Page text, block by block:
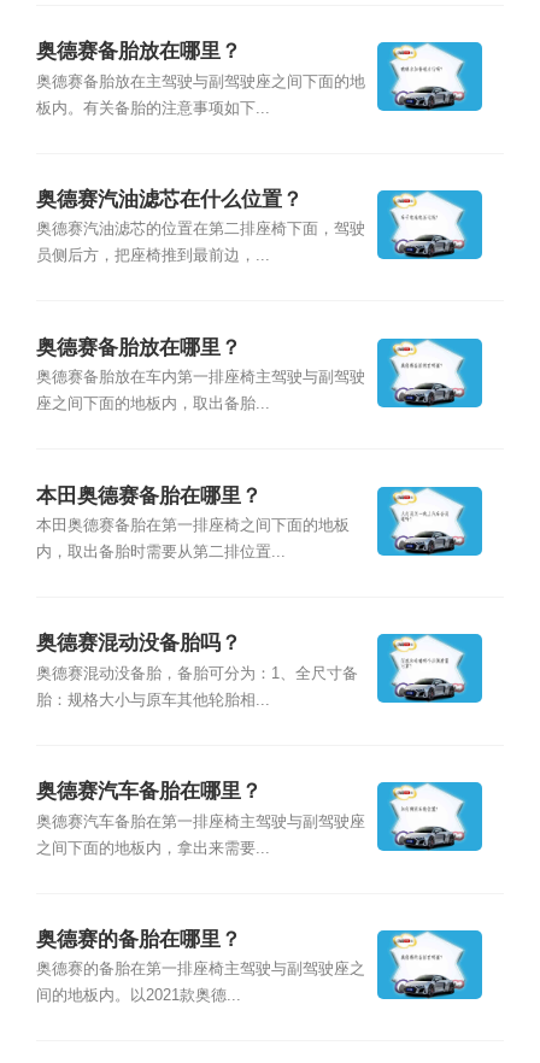
奥德赛备胎放在哪里？
奥德赛备胎放在主驾驶与副驾驶座之间下面的地
板内。有关备胎的注意事项如下...
奥德赛汽油滤芯在什么位置？
奥德赛汽油滤芯的位置在第二排座椅下面，驾驶
员侧后方，把座椅推到最前边，...
奥德赛备胎放在哪里？
奥德赛备胎放在车内第一排座椅主驾驶与副驾驶
座之间下面的地板内，取出备胎...
本田奥德赛备胎在哪里？
本田奥德赛备胎在第一排座椅之间下面的地板
内，取出备胎时需要从第二排位置...
奥德赛混动没备胎吗？
奥德赛混动没备胎，备胎可分为：1、全尺寸备
胎：规格大小与原车其他轮胎相...
奥德赛汽车备胎在哪里？
奥德赛汽车备胎在第一排座椅主驾驶与副驾驶座
之间下面的地板内，拿出来需要...
奥德赛的备胎在哪里？
奥德赛的备胎在第一排座椅主驾驶与副驾驶座之
间的地板内。以2021款奥德...